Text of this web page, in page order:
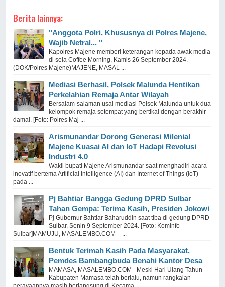
Berita lainnya:
"Anggota Polri, Khususnya di Polres Majene,
Wajib Netral... "
Kapolres Majene memberi keterangan kepada awak media
di sela Coffee Morning, Kamis 26 September 2024.
(DOK/Polres Majene)MAJENE, MASAL ...
Mediasi Berhasil, Polsek Malunda Hentikan
Perkelahian Remaja Antar Wilayah
Bersalam-salaman usai mediasi Polsek Malunda untuk dua
kelompok remaja setempat yang bertikai dengan berakhir
damai. [Foto: Polres Maj ...
Arismunandar Dorong Generasi Milenial
Majene Kuasai AI dan IoT Hadapi Revolusi
Industri 4.0
Wakil bupati Majene Arismunandar saat menghadiri acara
inovatif bertema Artificial Intelligence (AI) dan Internet of Things (IoT)
pada ...
Pj Bahtiar Bangga Gedung DPRD Sulbar
Tahan Gempa: Terima Kasih, Presiden Jokowi
Pj Gubernur Bahtiar Baharuddin saat tiba di gedung DPRD
Sulbar, Senin 9 September 2024. [Foto: Kominfo
Sulbar]MAMUJU, MASALEMBO.COM – ...
Bentuk Terimah Kasih Pada Masyarakat,
Pemdes Bambangbuda Benahi Kantor Desa
MAMASA, MASALEMBO.COM - Meski Hari Ulang Tahun
Kabupaten Mamasa telah berlalu, namun rangkaian